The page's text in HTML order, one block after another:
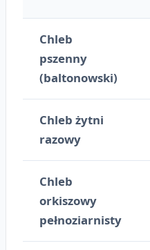
Chleb
pszenny
(baltonowski)
Chleb żytni
razowy
Chleb
orkiszowy
pełnoziarnisty